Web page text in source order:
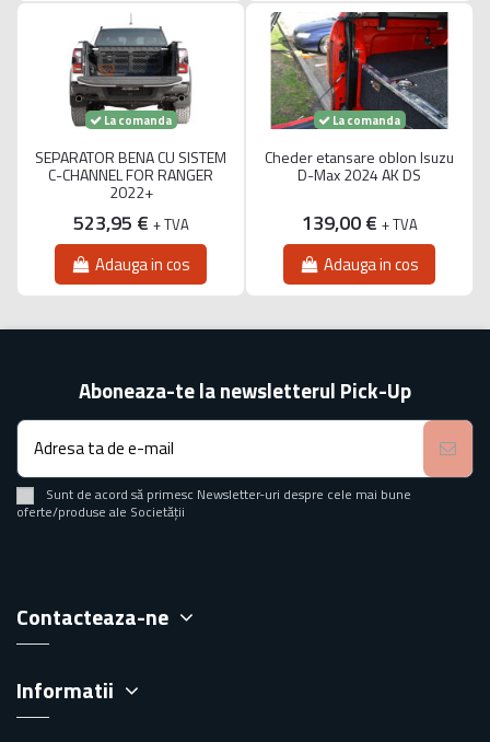
La comanda
SEPARATOR BENA CU SISTEM
C-CHANNEL FOR RANGER
2022+
523,95 € + TVA
Adauga in cos
La comanda
Cheder etansare oblon Isuzu
D-Max 2024 AK DS
139,00 € + TVA
Adauga in cos
Aboneaza-te la newsletterul Pick-Up
Sunt de acord să primesc Newsletter-uri despre cele mai bune
oferte/produse ale Societății
Contacteaza-ne
Informatii